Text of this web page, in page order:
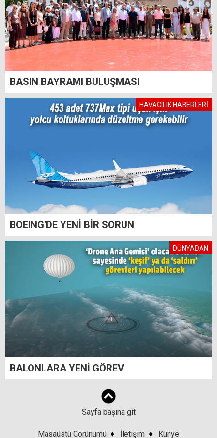
BASIN BAYRAMI BULUŞMASI
HAVACILIK HABERLERİ
BOEING'DE YENİ BİR SORUN
DÜNYADAN
BALONLARA YENİ GÖREV
Sayfa başına git
Masaüstü Görünümü ♦ İletişim ♦ Künye